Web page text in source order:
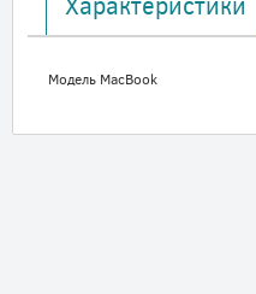
Модель MacBook